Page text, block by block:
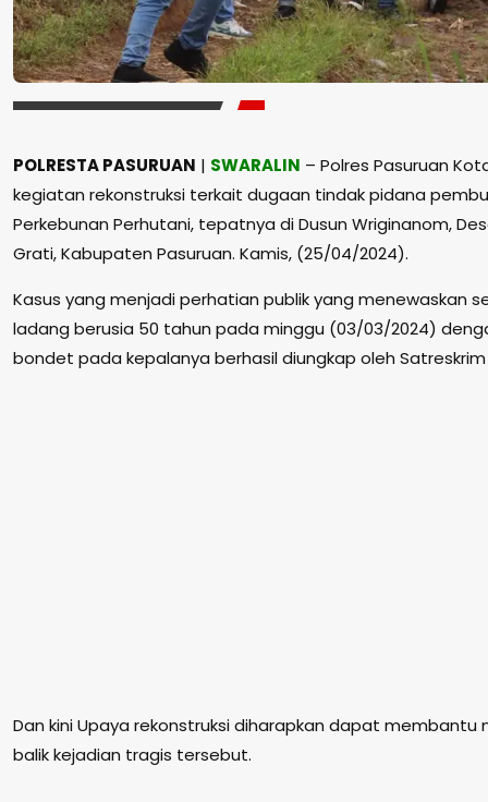
POLRESTA PASURUAN | SWARALIN – Polres Pasuruan
kegiatan rekonstruksi terkait dugaan tindak pidana
Perkebunan Perhutani, tepatnya di Dusun Wriginanom,
Grati, Kabupaten Pasuruan. Kamis, (25/04/2024).
Kasus yang menjadi perhatian publik yang menewaskan
ladang berusia 50 tahun pada minggu (03/03/2024)
bondet pada kepalanya berhasil diungkap oleh Satreskrim
Dan kini Upaya rekonstruksi diharapkan dapat membantu
balik kejadian tragis tersebut.